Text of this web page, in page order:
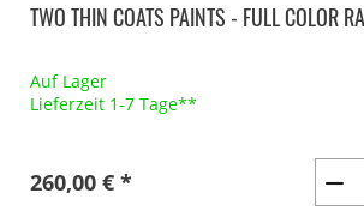
TWO THIN COATS PAINTS - FULL COLOR
Auf Lager
Lieferzeit 1-7 Tage**
260,00 € *